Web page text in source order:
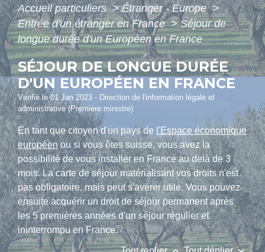
Accueil particuliers> Étranger - Europe>
Entrée d'un étranger en France> Séjour de
longue durée d'un Européen en France
SÉJOUR DE LONGUE DURÉE
D'UN EUROPÉEN EN FRANCE
Vérifié le 01 Jan 2023 - Direction de l'information légale et
administrative (Première ministre)
En tant que citoyen d'un pays de l'Espace économique
européenou si vous êtes suisse, vous avez la
possibilité de vous installer en France au delà de 3
mois. La carte de séjour matérialisant vos droits n'est
pas obligatoire, mais peut s'avérer utile. Vous pouvez
ensuite acquérir un droit de séjour permanent après
les 5 premières années d'un séjour régulier et
ininterrompu en France.